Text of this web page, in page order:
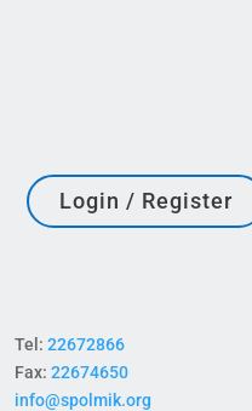
Login / Register
Tel:22672866
Fax:22674650
info@spolmik.org